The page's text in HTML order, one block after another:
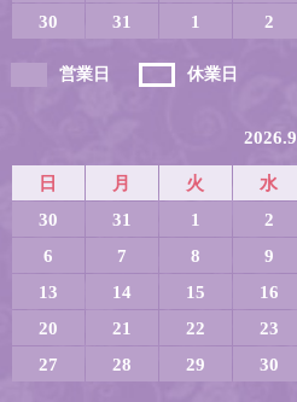
30
31 1 2
営業日 休業日
2026.9
日 月 火 水
30
31 1 2
6
7 8 9
13
14 15 16
20
21 22 23
27
28 29 30